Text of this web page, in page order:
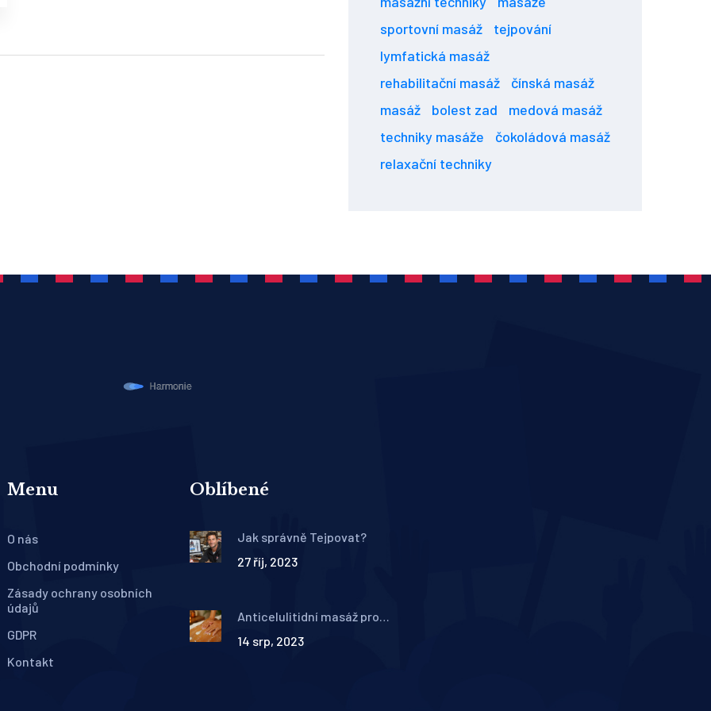
sportovní masáž
tejpování
lymfatická masáž
rehabilitační masáž
čínská masáž
masáž
bolest zad
medová masáž
techniky masáže
čokoládová masáž
relaxační techniky
Menu
O nás
Obchodní podmínky
Zásady ochrany osobních
údajů
GDPR
Kontakt
Oblíbené
Jak správně Tejpovat?
27 říj, 2023
Anticelulitidní masáž pro
14 srp, 2023